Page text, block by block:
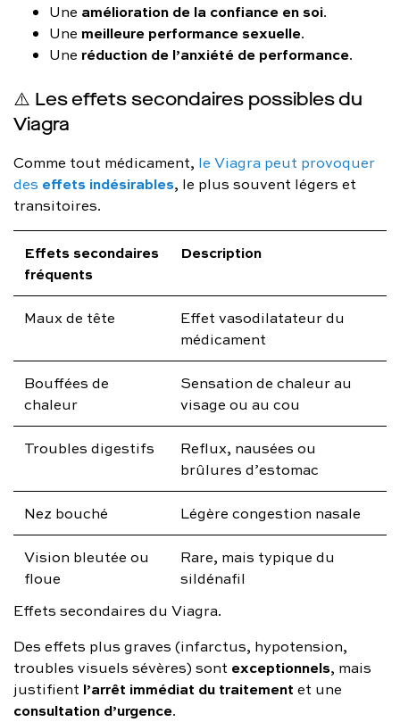
Une amélioration de la confiance en soi.
Une meilleure performance sexuelle.
Une réduction de l’anxiété de performance.
⚠️ Les effets secondaires possibles du
Viagra
Comme tout médicament, le Viagra peut provoquer
des effets indésirables, le plus souvent légers et
transitoires.
Effets secondaires
fréquents
Description
Maux de tête
Effet vasodilatateur du
médicament
Bouffées de
chaleur
Sensation de chaleur au
visage ou au cou
Troubles digestifs
Reflux, nausées ou
brûlures d’estomac
Nez bouché Légère congestion nasale
Vision bleutée ou
floue
Rare, mais typique du
sildénafil
Effets secondaires du Viagra.
Des effets plus graves (infarctus, hypotension,
troubles visuels sévères) sont exceptionnels, mais
justifient l’arrêt immédiat du traitement et une
consultation d’urgence.